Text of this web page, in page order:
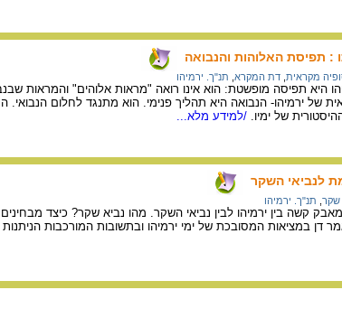
: תפיסת האלוהות והנבואה
מקראית דת המקרא תנ"ך. ירמיהו
היא תפיסה מופשטת: הוא אינו רואה "מראות אלוהים" והמראות
של ירמיהו- הנבואה היא תהליך פנימי. הוא מתנגד לחלום
של ימיו. /למידע מלא...
לנביאי השקר
שקר תנ"ך. ירמיהו
קשה בין ירמיהו לבין נביאי השקר. מהו נביא שקר? כיצד
דן במציאות המסובכת של ימי ירמיהו ובתשובות המורכבות